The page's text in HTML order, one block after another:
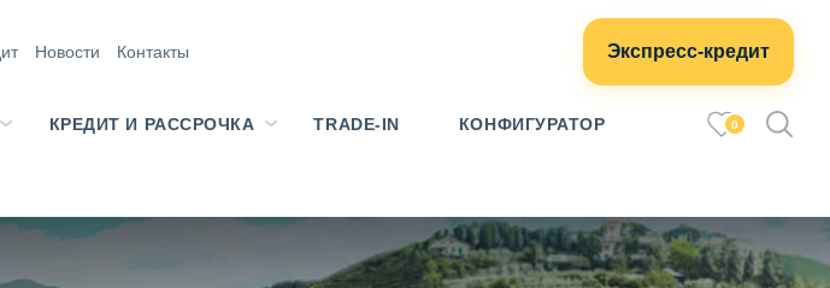
Новости Контакты Экспресс-кредит
КРЕДИТ И РАССРОЧКА TRADE-IN КОНФИГУРАТОР 0